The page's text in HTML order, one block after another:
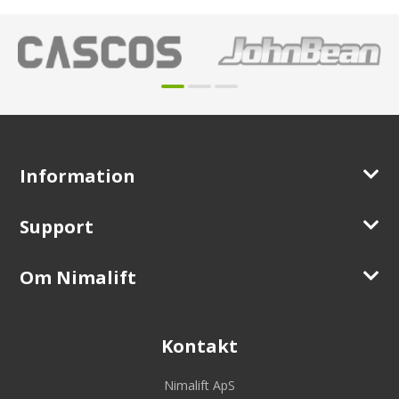
Information
Support
Om Nimalift
Kontakt
Nimalift ApS